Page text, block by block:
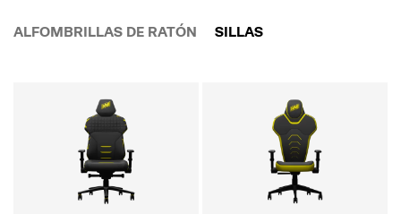
ALFOMBRILLAS DE RATÓN SILLAS